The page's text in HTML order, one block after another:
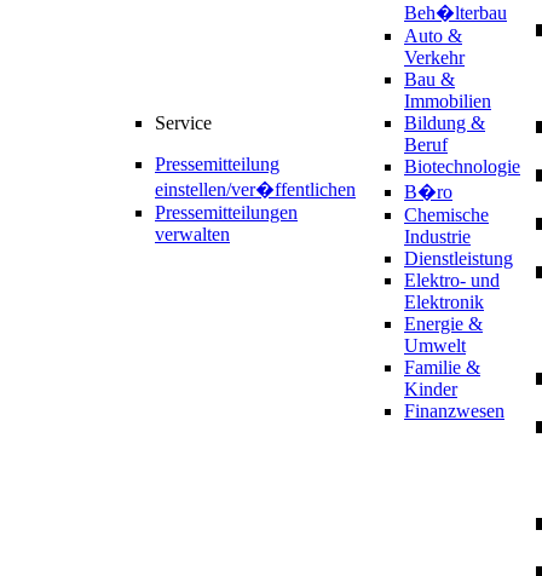
Service
Pressemitteilung
einstellen/ver�ffentlichen
Pressemitteilungen
verwalten
Beh�lterbau
Auto &
Verkehr
Bau &
Immobilien
Bildung &
Beruf
Biotechnologie
B�ro
Chemische
Industrie
Dienstleistung
Elektro- und
Elektronik
Energie &
Umwelt
Familie &
Kinder
Finanzwesen